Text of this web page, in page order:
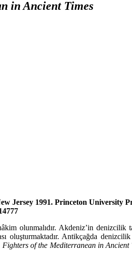
in Ancient Times
Jersey 1991. Prin­ceton University
olunmalıdır. Akdeniz’in
oluşturmaktadır. Antikçağda
of the Me­diterranean in Ancient